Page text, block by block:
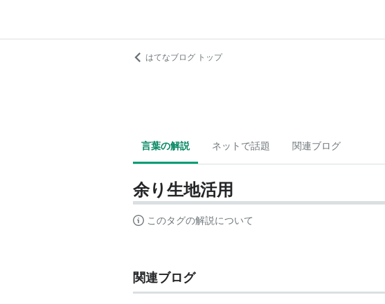
はてなブログ トップ
言葉の解説 ネットで話題 関連ブログ
余り生地活用
このタグの解説について
関連ブログ